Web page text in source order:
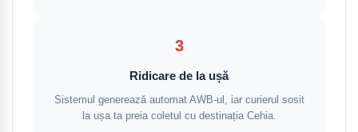
3
Ridicare de la ușă
Sistemul generează automat AWB-ul, iar curierul sosit
la ușa ta preia coletul cu destinația Cehia.